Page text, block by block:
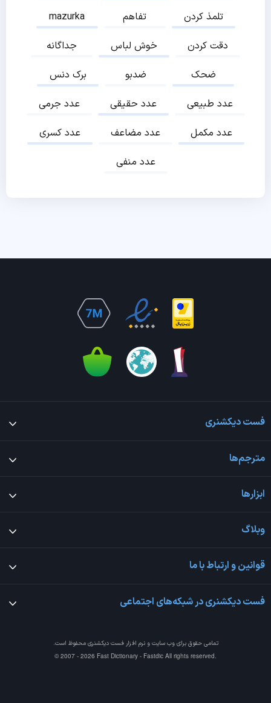
mazurka
تفاهم
تلمذ کردن
جداگانه
خوش لباس
دقت کردن
برک دنس
ضدبو
ضحک
عدد جرمی
عدد حقیقی
عدد طبیعی
عدد کسری
عدد مضاعف
عدد مکمل
عدد منفی
فست دیکشنری
مترجم‌ها
ابزارها
وبلاگ
قوانین و ارتباط با ما
فست دیکشنری در شبکه‌های اجتماعی
تمامی حقوق برای وب سایت و نرم افزارفست دیکشنری محفوظ است.
© 2007 - 2026 Fast Dictionary - Fastdic All rights reserved.